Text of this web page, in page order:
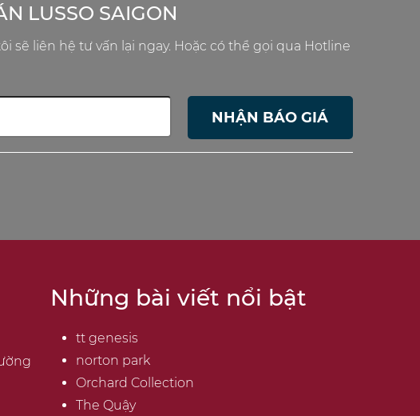
LUSSO SAIGON
sẽ liên hệ tư vấn lại ngay. Hoặc có thể gọi qua Hotline
NHẬN BÁO GIÁ
Những bài viết nổi bật
tt genesis
norton park
Orchard Collection
The Quậy